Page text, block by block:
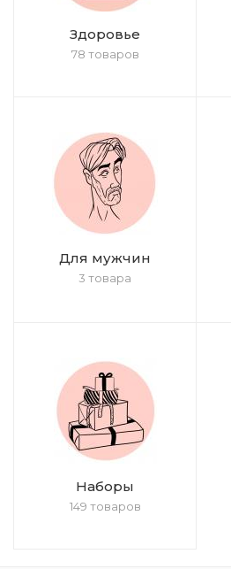
Здоровье
78 товаров
Для мужчин
3 товара
Наборы
149 товаров